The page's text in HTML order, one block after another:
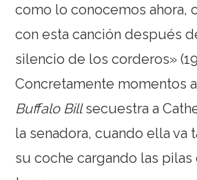
como lo conocemos ahora,
con esta canción después
silencio de los corderos»
Concretamente momentos
Buffalo Billsecuestra a
la senadora, cuando ella va
su coche cargando las pilas